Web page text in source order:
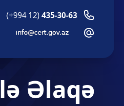
(+994 12)435-30-63
Əlaqə